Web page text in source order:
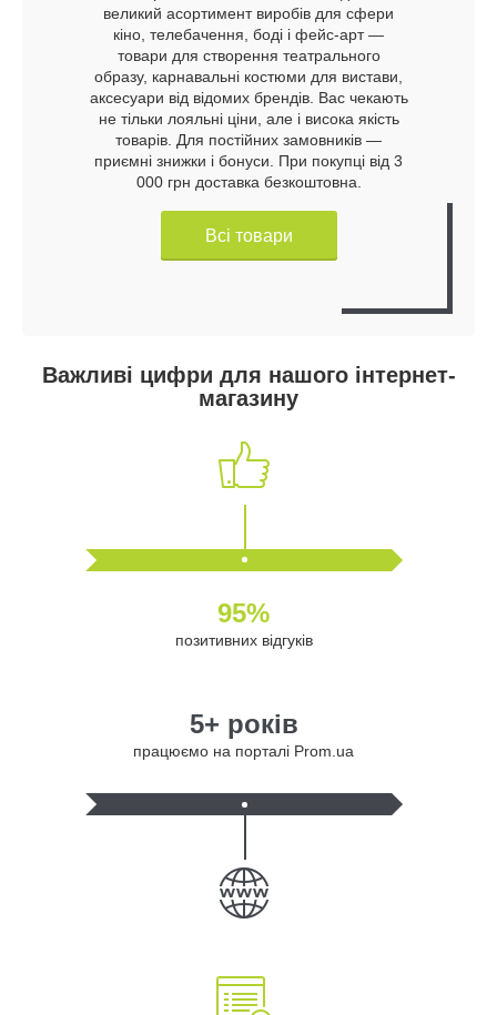
великий асортимент виробів для сфери
кіно, телебачення, боді і фейс-арт —
товари для створення театрального
образу, карнавальні костюми для вистави,
аксесуари від відомих брендів. Вас чекають
не тільки лояльні ціни, але і висока якість
товарів. Для постійних замовників —
приємні знижки і бонуси. При покупці від 3
000 грн доставка безкоштовна.
Всі товари
Важливі цифри для нашого інтернет-
магазину
95%
позитивних відгуків
5+ років
працюємо на порталі Prom.ua